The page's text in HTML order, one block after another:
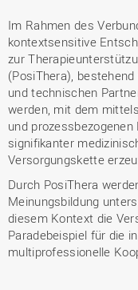
Im Rahmen des
kontextsensitive
zur
(PosiThera),
und technischen
werden, mit dem
und
signifikanter
Versorgungskette
Durch PosiThera
Meinungsbildung
diesem Kontext die
Paradebeispiel für die
multiprofessionelle